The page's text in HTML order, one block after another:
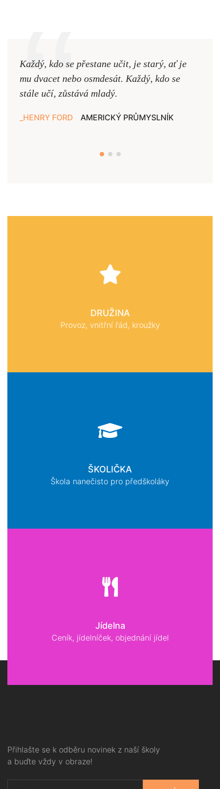
Každý, kdo se přestane učit, je starý, ať je
mu dvacet nebo osmdesát. Každý, kdo se
stále učí, zůstává mladý.
HENRY FORD AMERICKÝ PRŮMYSLNÍK
DRUŽINA
Provoz, vnitřní řád, kroužky
ŠKOLIČKA
Škola nanečisto pro předškoláky
Jídelna
Ceník, jídelníček, objednání jídel
Přihlašte se k odběru novinek z naší školy
a buďte vždy v obraze!